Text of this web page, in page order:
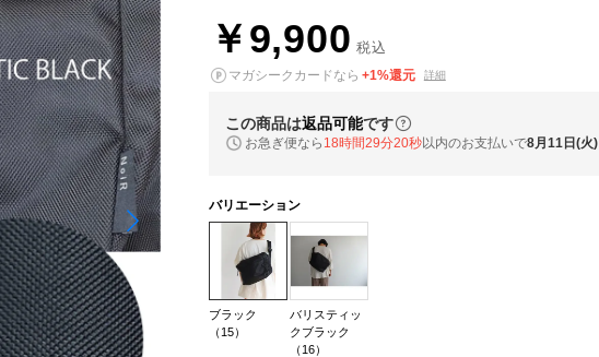
￥9,900 税込
マガシークカードなら +1%還元 詳細
この商品は返品可能です
お急ぎ便なら 18時間29分19秒以内のお支払いで8月11日(火)
バリエーション
ブラック
（15）
バリスティッ
クブラック
（16）